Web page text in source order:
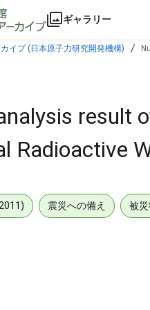
ギャラリー
イブ (日本原子力研究開発機構)
result
Radioactive
震災への備え 被災